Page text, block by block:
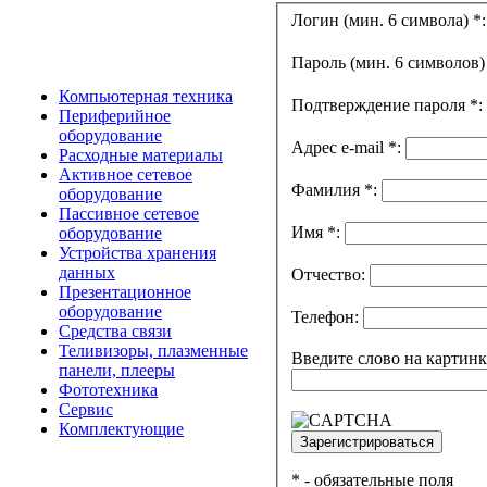
Компьютерная техника
Периферийное
оборудование
Расходные материалы
Активное сетевое
оборудование
Пассивное сетевое
оборудование
Устройства хранения
данных
Презентационное
оборудование
Средства связи
Теливизоры, плазменные
панели, плееры
Фототехника
Сервис
Комплектующие
Логин (мин. 6 символа) *:
Пароль (мин. 6 символов)
Подтверждение пароля *:
Адрес e-mail *:
Фамилия *:
Имя *:
Отчество:
Телефон:
Введите слово на
* - обязательные поля